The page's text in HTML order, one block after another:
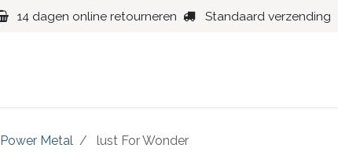
14 dagen online retourneren Standaard verzending
Power Metal lust For Wonder